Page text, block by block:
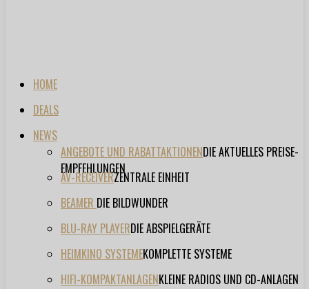
HOME
DEALS
NEWS
ANGEBOTE UND RABATTAKTIONENDIE AKTUELLES PREISE-
EMPFEHLUNGEN
AV-RECEIVERZENTRALE EINHEIT
BEAMER DIE BILDWUNDER
BLU-RAY PLAYERDIE ABSPIELGERÄTE
HEIMKINO SYSTEMEKOMPLETTE SYSTEME
HIFI-KOMPAKTANLAGENKLEINE RADIOS UND CD-ANLAGEN